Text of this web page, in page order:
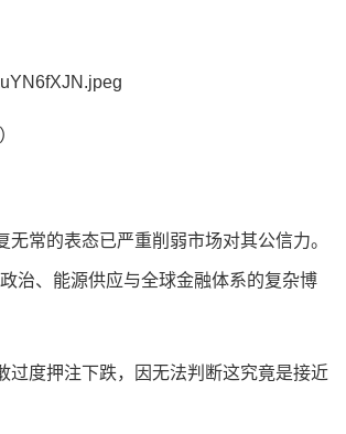
常的表态已严重削弱市场对其公信力。
治、能源供应与全球金融体系的复杂博
过度押注下跌，因无法判断这究竟是接近